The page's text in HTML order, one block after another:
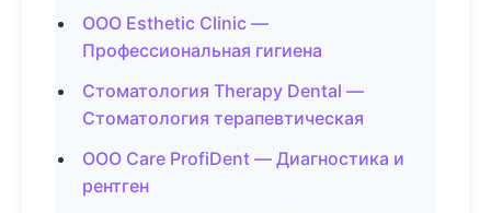
ООО Esthetic Clinic —
Профессиональная гигиена
Стоматология Therapy Dental —
Стоматология терапевтическая
ООО Care ProfiDent — Диагностика и
рентген